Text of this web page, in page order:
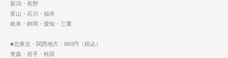
新潟・長野
富山・石川・福井
岐阜・静岡・愛知・三重
■北東北・関西地方：860円（税込）
青森・岩手・秋田